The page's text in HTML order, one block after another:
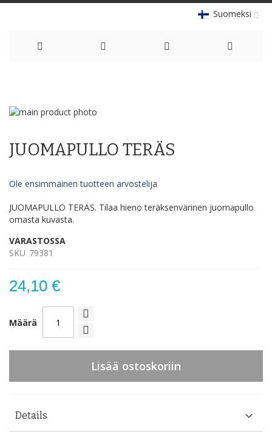
Suomeksi
Content
Skip
end
of
images
the
beginning
the
gallery
JUOMAPULLO TERÄS
Ole ensimmäinen tuotteen arvostelija
JUOMAPULLO TERÄS. Tilaa hieno teräksenvärinen juomapullo
omasta kuvasta.
VARASTOSSA
SKU 79381
24,10 €
Määrä
Lisää ostoskoriin
Details